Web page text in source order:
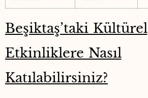
Beşiktaş’taki Kültürel
Etkinliklere Nasıl
‍Katılabilirsiniz?